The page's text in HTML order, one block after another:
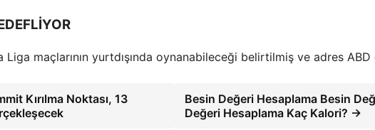
Liga maçlarının yurtdışında oynanabileceği belirtilmiş ve adres
Kırılma Noktası, 13
Besin Değeri Hesaplama Besin
Değeri Hesaplama Kaç Kalori? →